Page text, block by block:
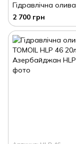
2 700 грн